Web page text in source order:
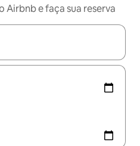
Airbnb e faça sua reserva
disponíveis, explore-os